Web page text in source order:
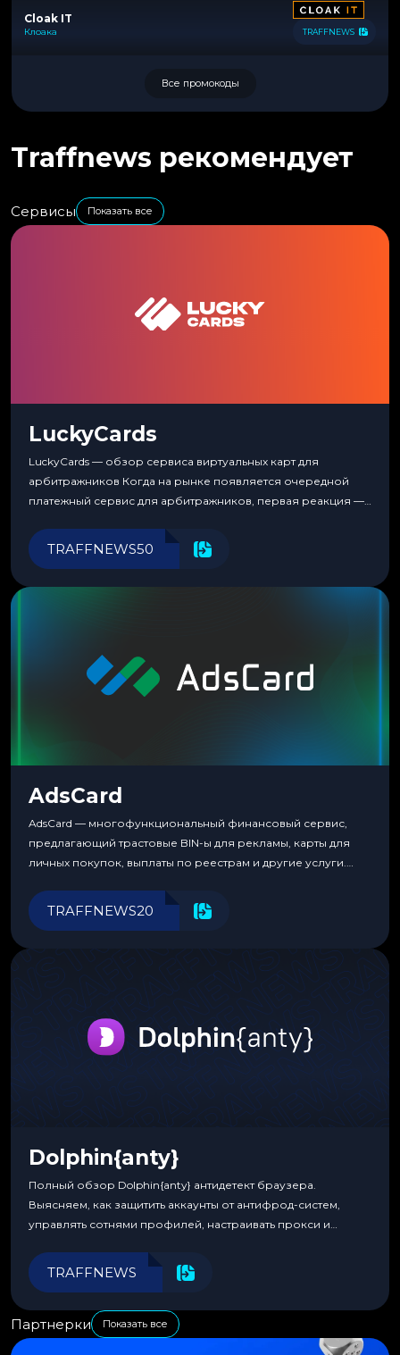
Cloak IT
Клоака TRAFFNEWS
Все промокоды
Traffnews рекомендует
Сервисы Показать все
LuckyCards
LuckyCards — обзор сервиса виртуальных карт для
арбитражников Когда на рынке появляется очередной
платежный сервис для арбитражников, первая реакция —
перестаешь воспринимать всерьез любой новый продукт,
пока тот не докажет обратное делом. LuckyCards — история
TRAFFNEWS50
AdsCard
AdsCard — многофункциональный финансовый сервис,
предлагающий трастовые BIN-ы для рекламы, карты для
личных покупок, выплаты по реестрам и другие услуги.
инструменты для управления финансами.
TRAFFNEWS20
Dolphin{anty}
Полный обзор Dolphin{anty} антидетект браузера.
Выясняем, как защитить аккаунты от антифрод-систем,
управлять сотнями профилей, настраивать прокси и
эффективности.
TRAFFNEWS
Партнерки Показать все